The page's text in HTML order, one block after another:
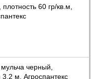
60 гр/кв.м,
черный,
3,2 м, Агроспантекс